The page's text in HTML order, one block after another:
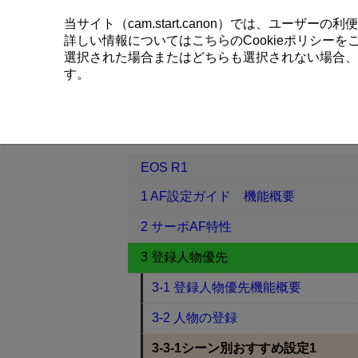
EOS R1
1 AF設定ガイド 機能概要
2 サーボAF特性
3 登録人物優先
3-1 登録人物優先機能概要
3-2 人物の登録
3-3-1シーン別おすすめ設定1
当サイト（cam.start.canon）では、ユーザーの利
詳しい情報についてはこちらのCookieポリシーを
選択された場合またはどちらも選択されない場合
す。